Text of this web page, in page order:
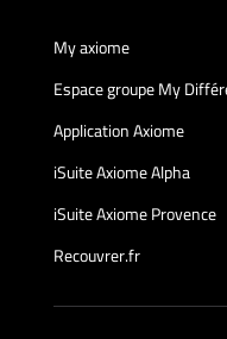
My axiome
Espace groupe My
Application Axiome
iSuite Axiome Alpha
iSuite Axiome Provence
Recouvrer.fr